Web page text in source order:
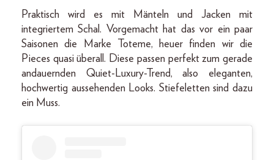
Praktisch wird es mit Mänteln und Jacken mit
integriertem Schal. Vorgemacht hat das vor ein paar
Saisonen die Marke Toteme, heuer finden wir die
Pieces quasi überall. Diese passen perfekt zum gerade
andauernden Quiet-Luxury-Trend, also eleganten,
hochwertig aussehenden Looks. Stiefeletten sind dazu
ein Muss.